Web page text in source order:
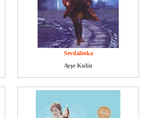
Sevdalinka
Ayşe Kulin